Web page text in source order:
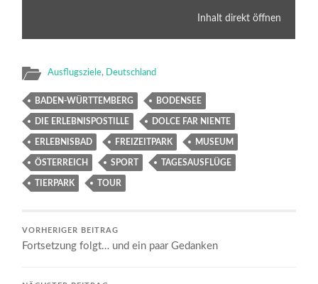
Inhalt direkt öffnen
Ausflugsziele, Deutschland
BADEN-WÜRTTEMBERG BODENSEE
DIE ERLEBNISPOSTILLE DOLCE FAR NIENTE
ERLEBNISBAD FREIZEITPARK MUSEUM
ÖSTERREICH SPORT TAGESAUSFLÜGE
TIERPARK TOUR
VORHERIGER BEITRAG
Fortsetzung folgt… und ein paar Gedanken